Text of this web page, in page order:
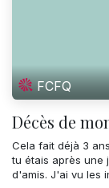
FCFQ
Décès de
Cela fait déjà 3
tu étais après une
d'amis. J'ai vu les